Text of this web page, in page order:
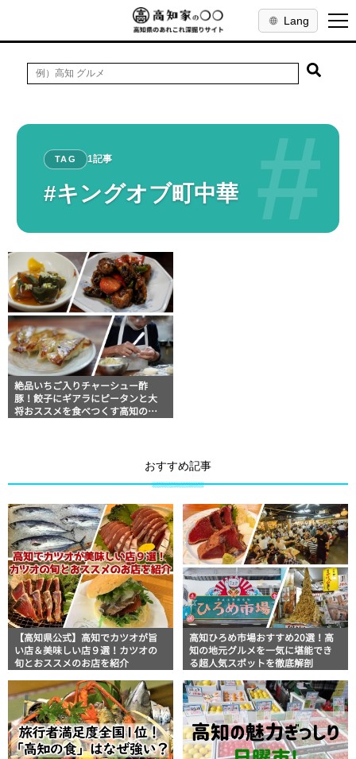
Lang
#
TAG 1記事
#キングオブ町中華
絶品いちご入りチャーシュー酢
豚！餃子にギアラにピータンと大
将おススメを食べつくす高知のキ
おすすめ記事
【高知県公式】高知でカツオが旨
い店＆美味しい店９選！カツオの
旬とおススメのお店を紹介
高知ひろめ市場おすすめ20選！高
知の地元グルメを一気に堪能でき
る超人気スポットを徹底解剖